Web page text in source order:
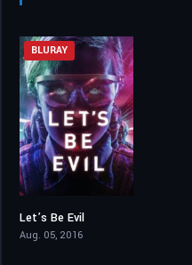
BLURAY
Let’s Be Evil
Aug. 05, 2016